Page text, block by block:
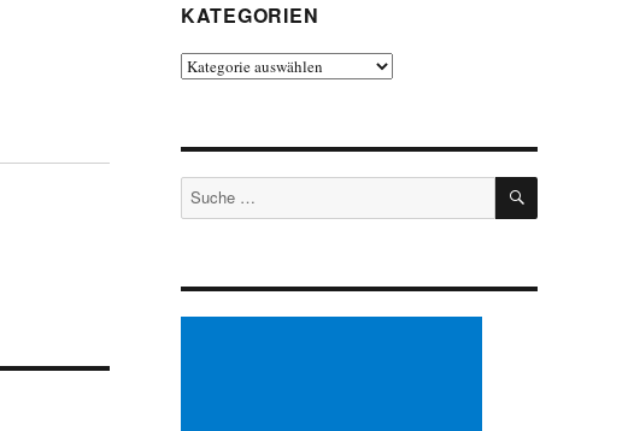
KATEGORIEN
Kategorien
Suche
nach:
SUCHEN